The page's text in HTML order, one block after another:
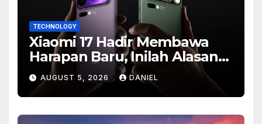
TECHNOLOGY
Xiaomi 17 Hadir Membawa
Harapan Baru, Inilah Alasan
Banyak Orang Menantikan
Ponsel Flagship Ini
AUGUST 5, 2026 DANIEL